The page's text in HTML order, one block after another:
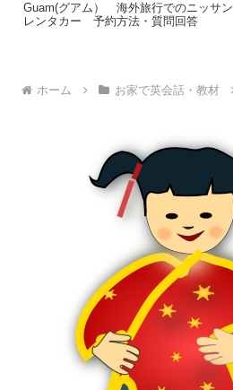
Guam(グアム） 海外旅行でのニッサン
レンタカー 予約方法・質問回答
ホーム お家で英会話・教材